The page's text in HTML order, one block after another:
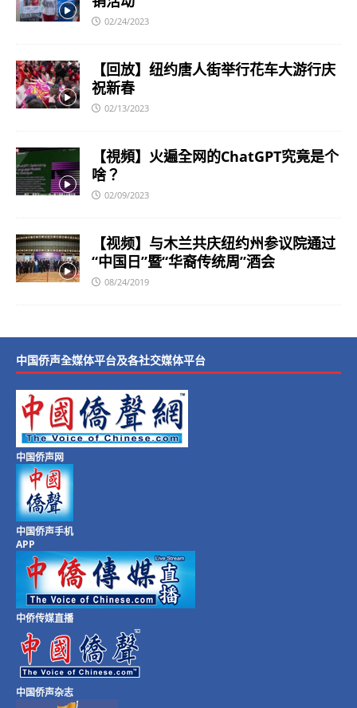
02/24/2023
【回放】纽约唐人街举行花车大游行庆
祝新春
02/13/2023
【視頻】火遍全网的ChatGPT究竟是个
啥？
02/09/2023
【视频】与木兰共庆纽约州参议院通过
“中国日”暨“华裔传统周”酒会
08/24/2019
中国侨声全媒体平台及各社交媒体平台
中国侨声网
中国侨声手机
APP
中侨传媒直播
中国侨声杂志